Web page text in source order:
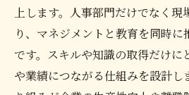
上します。人事部門だけでなく
り、マネジメントと教育を同時
です。スキルや知識の取得だけに
や業績につながる仕組みを設計し